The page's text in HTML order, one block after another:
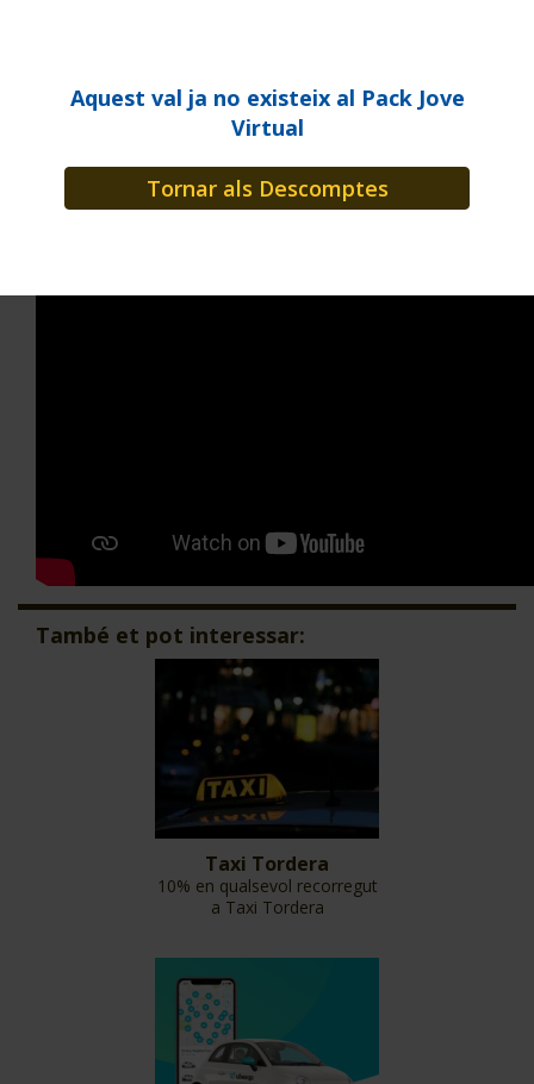
Multimèdia
També et pot interessar:
Taxi Tordera
10% en qualsevol recorregut
a Taxi Tordera
Aquest val ja no existeix al Pack Jove
Virtual
Tornar als Descomptes